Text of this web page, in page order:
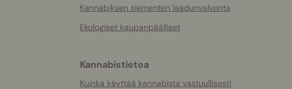
Kannabiksen siementen laadunvalvonta
Ekologiset kaupanpäälliset
Kannabistietoa
Kuinka käyttää kannabista vastuullisesti